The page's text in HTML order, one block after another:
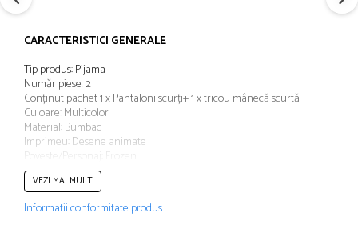
Șorțuri și bonete
CARACTERISTICI GENERALE
Tip produs: Pijama
Număr piese: 2
Conținut pachet 1 x Pantaloni scurți+ 1 x tricou mânecă scurtă
Culoare: Multicolor
Material: Bumbac
Imprimeu: Desene animate
Lungime mânecă: Mânecă scurtă
Linie Brand: Frozen
Colecție: Primăvară - Vară
VEZI MAI MULT
Informatii conformitate produs